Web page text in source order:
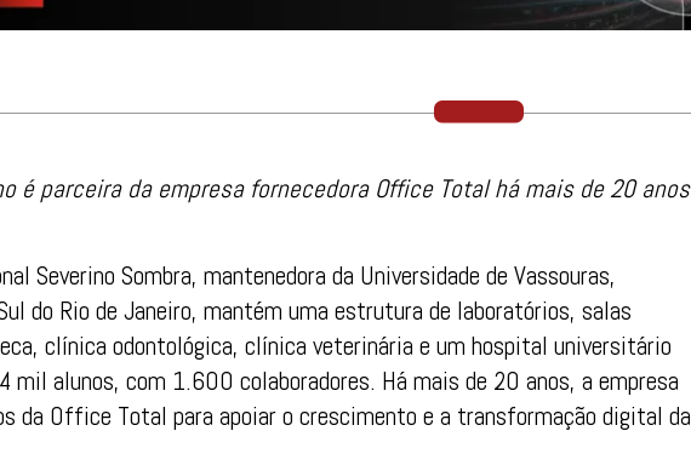
é parceira da empresa fornecedora Office Total há mais de 20 anos
Severino Sombra, mantenedora da Universidade de Vassouras,
do Rio de Janeiro, mantém uma estrutura de laboratórios, salas
clínica odontológica, clínica veterinária e um hospital universitário
mil alunos, com 1.600 colaboradores. Há mais de 20 anos, a empresa
da Office Total para apoiar o crescimento e a transformação digital da